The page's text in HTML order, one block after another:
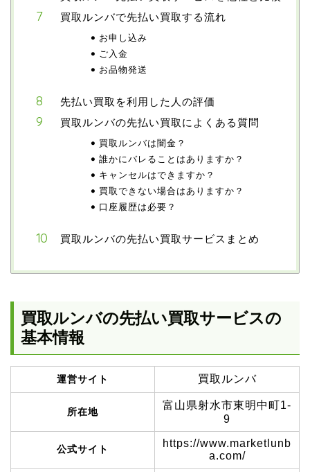
買取ルンバで先払い買取する流れ
お申し込み
ご入金
お品物発送
先払い買取を利用した人の評価
買取ルンバの先払い買取によくある質問
買取ルンバは闇金？
誰かにバレることはありますか？
キャンセルはできますか？
買取できない場合はありますか？
口座履歴は必要？
買取ルンバの先払い買取サービスまとめ
買取ルンバの先払い買取サービスの
基本情報
運営サイト 買取ルンバ
所在地
富山県射水市東明中町1-
9
公式サイト
https://www.marketlunb
a.com/